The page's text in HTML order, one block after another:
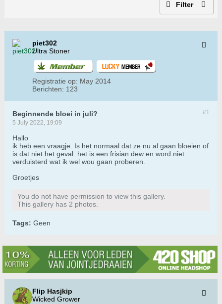
Filter
piet302
Ultra Stoner
Registratie op: May 2014
Berichten: 123
#1
Beginnende bloei in juli?
5 July 2022, 19:09
Hallo
ik heb een vraagje. Is het normaal dat ze nu al gaan bloeien of
is dat niet het geval. het is een frisian dew en word niet
verduisterd wat ik wel wou gaan proberen.
Groetjes
You do not have permission to view this gallery.
This gallery has 2 photos.
Tags: Geen
Flip Hasjkip
Wicked Grower